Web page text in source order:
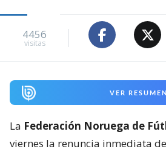
4456
visitas
VER RESUMEN
La Federación Noruega de
viernes la renuncia inmediata